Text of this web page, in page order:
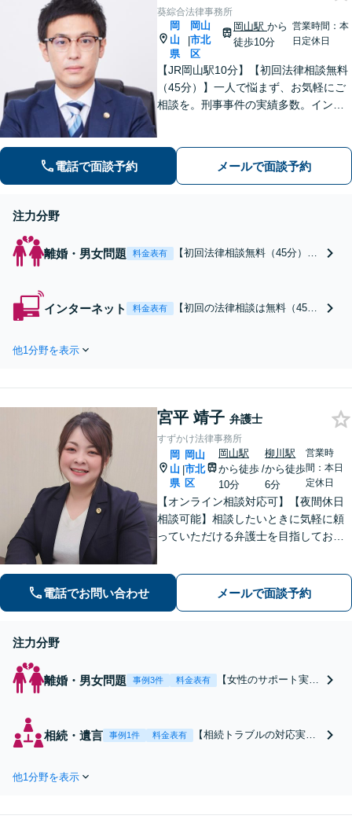
葵綜合法律事務所
岡
山
県
|
岡山
市北
区
岡山駅 から
徒歩10分
営業時間：本
日定休日
【JR岡山駅10分】【初回法律相談無料
（45分）】一人で悩まず、お気軽にご
相談を。刑事事件の実績多数。インタ
は、事前予約で休日・夜間も対応
電話で面談予約 メールで面談予約
注力分野
離婚・男女問題 料金表有
【初回法律相談無料（45分）】
見据えた対応で人生の再スター
トを後押しします。小まめなコ
インターネット 料金表有
【初回の法律相談は無料（45
（要予約）しておりますので気
他1分野を表示
宮平 靖子 弁護士
すずかけ法律事務所
岡
山
県
|
岡山
市北
区
岡山駅
から徒歩
10分
/
柳川駅
から徒歩
6分
営業時
間：本日
定休日
【オンライン相談対応可】【夜間休日
相談可能】相談したいときに気軽に頼
っていただける弁護士を目指しており
電話でお問い合わせ メールで面談予約
注力分野
離婚・男女問題 事例3件 料金表有
【女性のサポート実績
め細やかな配慮で、将
来を見据えたアドバイ
相続・遺言 事例1件 料金表有
【相続トラブルの対応実績
ないための正しい遺言書作
他1分野を表示